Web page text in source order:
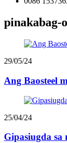
pinakabag-
29/05/24
Ang Baosteel
25/04/24
Gipasiugda sa